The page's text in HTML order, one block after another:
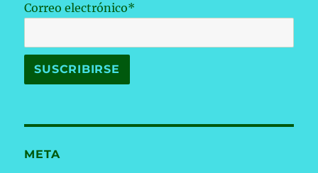
Correo electrónico*
META